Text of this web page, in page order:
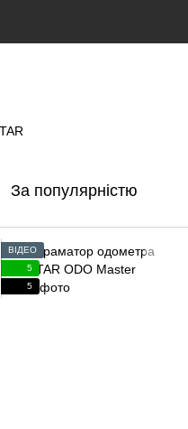
За популярністю
ВІДЕО
5
5